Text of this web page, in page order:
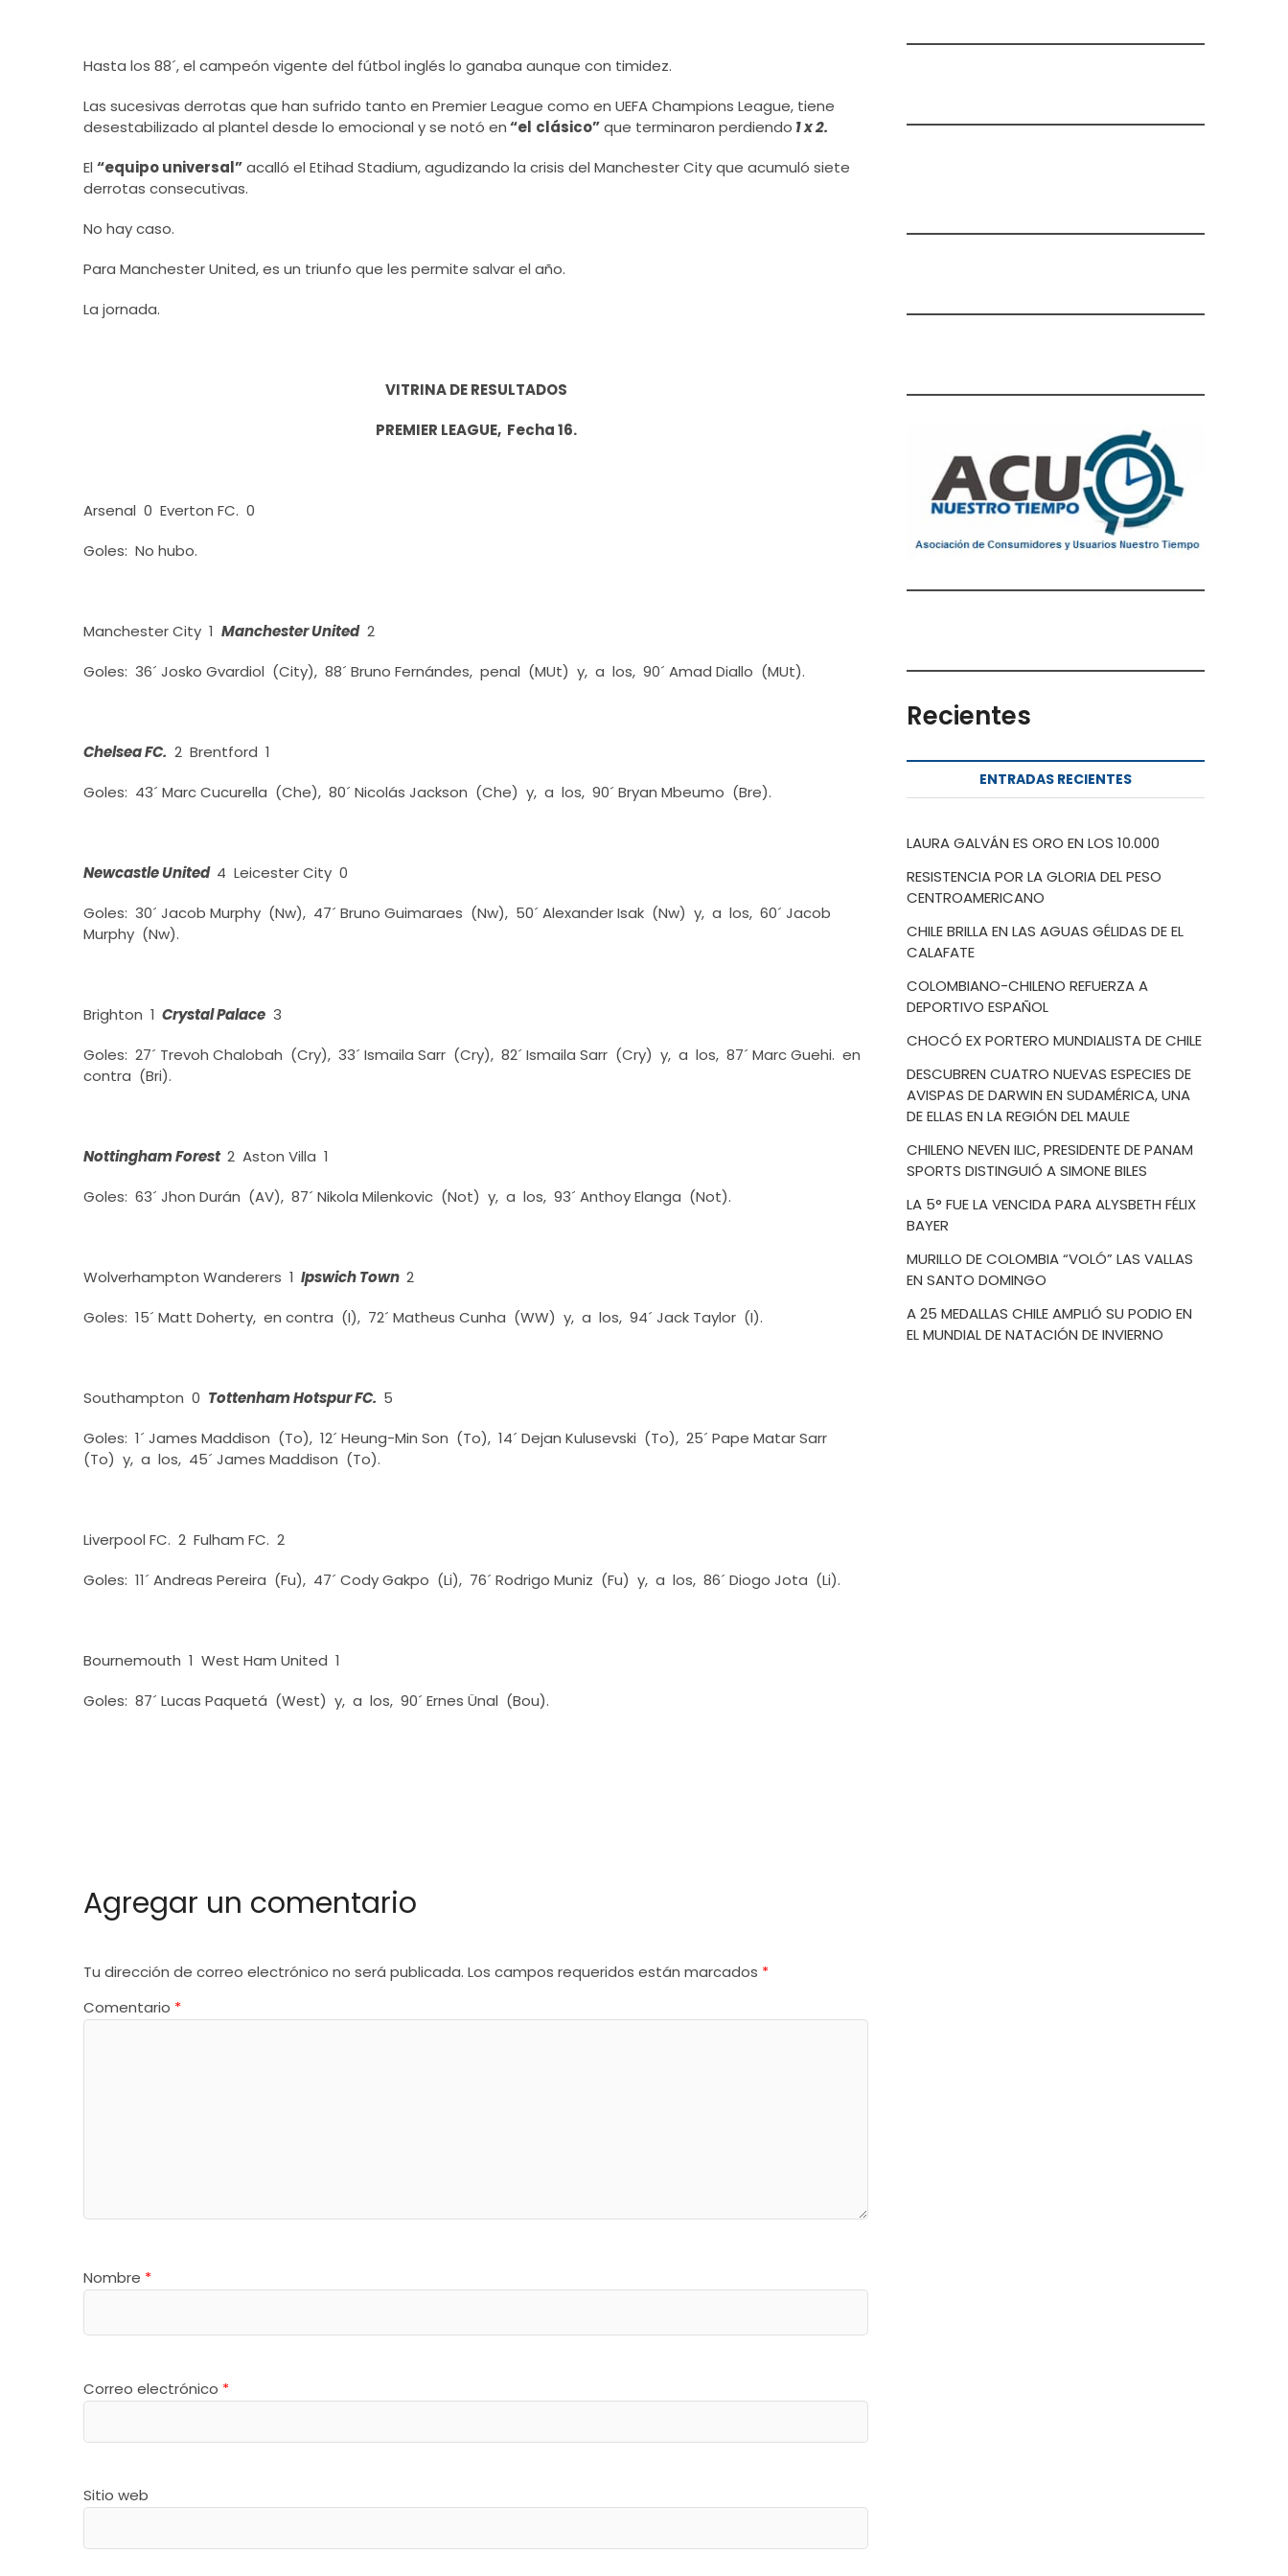
Hasta los 88´, el campeón vigente del fútbol inglés lo ganaba aunque con timidez.
Las sucesivas derrotas que han sufrido tanto en Premier League como en UEFA Champions League, tiene
desestabilizado al plantel desde lo emocional y se notó en“el clásico”que terminaron perdiendo 1 x 2.
El “equipo universal”acalló el Etihad Stadium, agudizando la crisis del Manchester City que acumuló siete
derrotas consecutivas.
No hay caso.
Para Manchester United, es un triunfo que les permite salvar el año.
La jornada.
VITRINA DE RESULTADOS
PREMIER LEAGUE, Fecha 16.
Arsenal 0 Everton FC. 0
Goles: No hubo.
Manchester City 1 Manchester United2
Goles: 36´ Josko Gvardiol (City), 88´ Bruno Fernándes, penal (MUt) y, a los, 90´ Amad Diallo (MUt).
Chelsea FC. 2 Brentford 1
Goles: 43´ Marc Cucurella (Che), 80´ Nicolás Jackson (Che) y, a los, 90´ Bryan Mbeumo (Bre).
Newcastle United 4 Leicester City 0
Goles: 30´ Jacob Murphy (Nw), 47´ Bruno Guimaraes (Nw), 50´ Alexander Isak (Nw) y, a los, 60´ Jacob
Murphy (Nw).
Brighton 1 Crystal Palace 3
Goles: 27´ Trevoh Chalobah (Cry), 33´ Ismaila Sarr (Cry), 82´ Ismaila Sarr (Cry) y, a los, 87´ Marc Guehi. en
contra (Bri).
Nottingham Forest 2 Aston Villa 1
Goles: 63´ Jhon Durán (AV), 87´ Nikola Milenkovic (Not) y, a los, 93´ Anthoy Elanga (Not).
Wolverhampton Wanderers 1 Ipswich Town 2
Goles: 15´ Matt Doherty, en contra (I), 72´ Matheus Cunha (WW) y, a los, 94´ Jack Taylor (I).
Southampton 0 Tottenham Hotspur FC. 5
Goles: 1´ James Maddison (To), 12´ Heung-Min Son (To), 14´ Dejan Kulusevski (To), 25´ Pape Matar Sarr
(To) y, a los, 45´ James Maddison (To).
Liverpool FC. 2 Fulham FC. 2
Goles: 11´ Andreas Pereira (Fu), 47´ Cody Gakpo (Li), 76´ Rodrigo Muniz (Fu) y, a los, 86´ Diogo Jota (Li).
Bournemouth 1 West Ham United 1
Goles: 87´ Lucas Paquetá (West) y, a los, 90´ Ernes Ünal (Bou).
Agregar un comentario
Tu dirección de correo electrónico no será publicada. Los campos requeridos están marcados *
Comentario *
Nombre *
Correo electrónico *
Sitio web
Recientes
ENTRADAS RECIENTES
LAURA GALVÁN ES ORO EN LOS 10.000
RESISTENCIA POR LA GLORIA DEL PESO
CENTROAMERICANO
CHILE BRILLA EN LAS AGUAS GÉLIDAS DE EL
CALAFATE
COLOMBIANO-CHILENO REFUERZA A
DEPORTIVO ESPAÑOL
CHOCÓ EX PORTERO MUNDIALISTA DE CHILE
DESCUBREN CUATRO NUEVAS ESPECIES DE
AVISPAS DE DARWIN EN SUDAMÉRICA, UNA
DE ELLAS EN LA REGIÓN DEL MAULE
CHILENO NEVEN ILIC, PRESIDENTE DE PANAM
SPORTS DISTINGUIÓ A SIMONE BILES
LA 5° FUE LA VENCIDA PARA ALYSBETH FÉLIX
BAYER
MURILLO DE COLOMBIA “VOLÓ” LAS VALLAS
EN SANTO DOMINGO
A 25 MEDALLAS CHILE AMPLIÓ SU PODIO EN
EL MUNDIAL DE NATACIÓN DE INVIERNO